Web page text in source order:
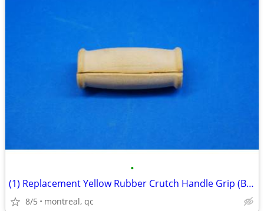
•
(1) Replacement Yellow Rubber Crutch Handle Grip (Brand New)
8/5 montreal, qc